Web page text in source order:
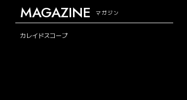
MAGAZINE マガジン
カレイドスコープ